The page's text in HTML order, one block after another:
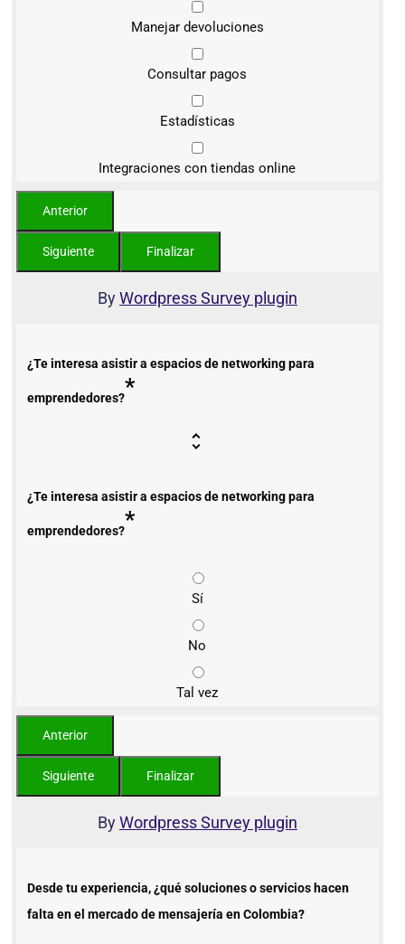
Manejar devoluciones
Consultar pagos
Estadísticas
Integraciones con tiendas online
ByWordpress Survey plugin
¿Te interesa asistir a espacios de networking para
emprendedores?*
¿Te interesa asistir a espacios de networking para
emprendedores?*
Sí
No
Tal vez
ByWordpress Survey plugin
Desde tu experiencia, ¿qué soluciones o servicios hacen
falta en el mercado de mensajería en Colombia?